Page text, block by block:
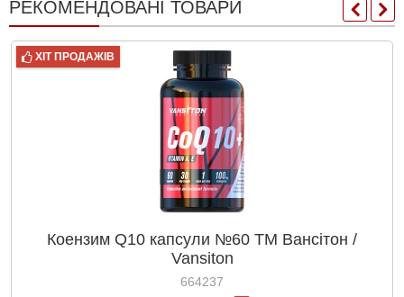
РЕКОМЕНДОВАНІ ТОВАРИ
ХІТ ПРОДАЖІВ
Коензим Q10 капсули №60 ТМ Вансітон /
Vansiton
664237